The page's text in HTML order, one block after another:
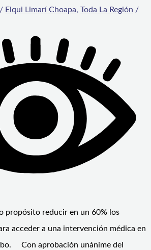
/ Elqui Limarí Choapa, Toda La Región /
propósito reducir en un 60% los
acceder a una intervención médica en
Con aprobación unánime del